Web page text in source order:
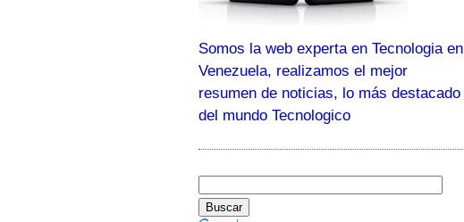
Somos la web experta en Tecnologia en
Venezuela, realizamos el mejor
resumen de noticias, lo más destacado
del mundo Tecnologico